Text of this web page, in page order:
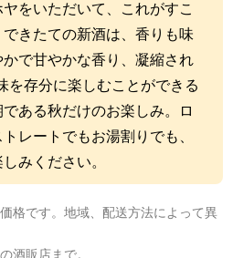
をいただいて、これがすこ
きたての新酒は、香りも味
で甘やかな香り、凝縮され
を存分に楽しむことができる
ある秋だけのお楽しみ。ロ
レートでもお湯割りでも、
みください。
格です。地域、配送方法によって異
酒販店まで。